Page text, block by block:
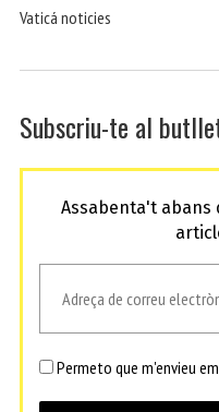
Vaticá noticies
Subscriu-te al
Assabenta't abans
Permeto que m'envieu